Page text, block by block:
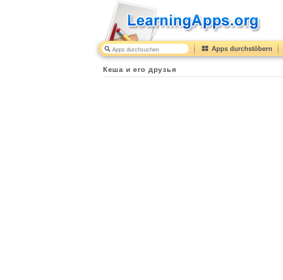
Apps durchstöbern
Кеша и его друзья